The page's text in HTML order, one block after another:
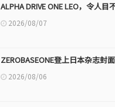
ALPHA DRIVE ONE LEO，令人
2026/08/07
ZEROBASEONE登上日本杂志封
2026/08/06